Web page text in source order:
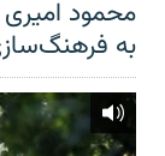
محمود امیری
به